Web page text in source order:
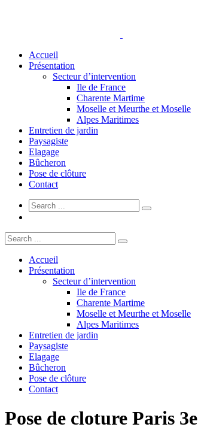
Accueil
Présentation
Secteur d’intervention
Ile de France
Charente Martime
Moselle et Meurthe et Moselle
Alpes Maritimes
Entretien de jardin
Paysagiste
Elagage
Bûcheron
Pose de clôture
Contact
Accueil
Présentation
Secteur d’intervention
Ile de France
Charente Martime
Moselle et Meurthe et Moselle
Alpes Maritimes
Entretien de jardin
Paysagiste
Elagage
Bûcheron
Pose de clôture
Contact
Pose de cloture Paris 3e